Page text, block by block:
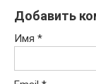
Добавить
Имя *